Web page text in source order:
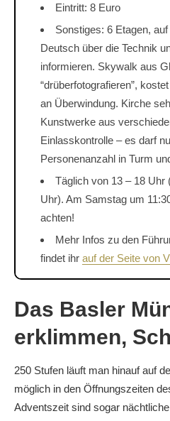
Eintritt: 8 Euro
Sonstiges: 6 Etagen,
Deutsch über die Technik
informieren. Skywalk aus
“drüberfotografieren”,
an Überwindung. Kirche
Kunstwerke aus
Einlasskontrolle – es darf
Personenanzahl in Turm
Täglich von 13 – 18 Uhr
Uhr). Am Samstag um
achten!
Mehr Infos zu den
findet ihr auf der Seite von
Das Basler
erklimmen,
250 Stufen läuft man hinauf auf
möglich in den Öffnungszeiten
Adventszeit sind sogar